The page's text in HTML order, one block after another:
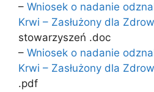
– Wniosek o nadanie
Krwi – Zasłużony dla
stowarzyszeń .doc
– Wniosek o nadanie
Krwi – Zasłużony dla
.pdf